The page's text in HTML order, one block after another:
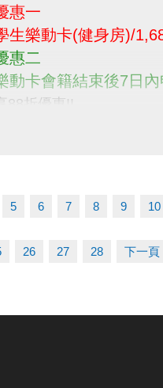
惠一
生樂動卡(健身房)/
惠二
動卡會籍結束後7日
享88折優惠!!
5 6 7 8 9 10
26 27 28 下一頁